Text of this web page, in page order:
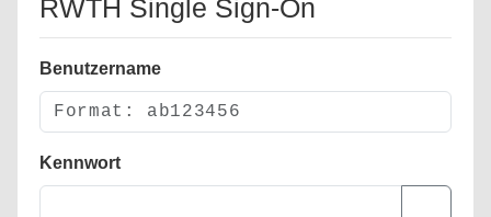
RWTH Single Sign-On
Benutzername
Kennwort